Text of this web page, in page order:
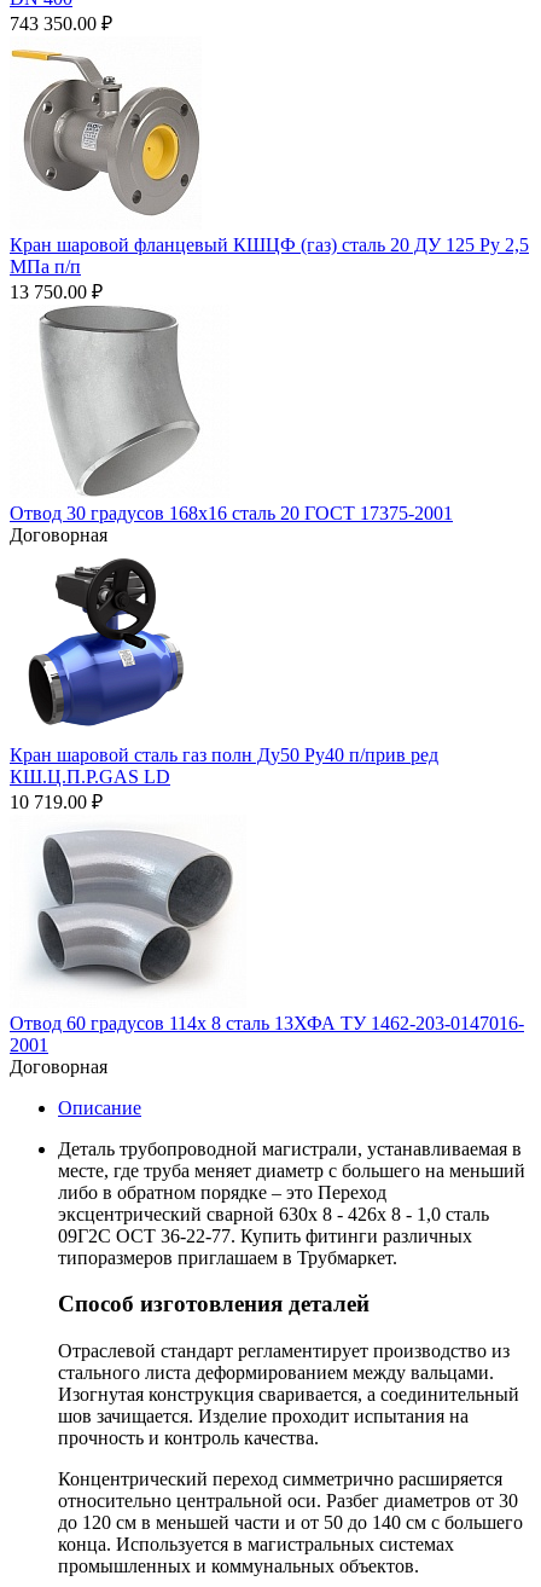
743 350.00 ₽
Кран шаровой фланцевый КШЦФ (газ) сталь 20 ДУ 125 Ру 2,5
МПа п/п
13 750.00 ₽
Отвод 30 градусов 168х16 сталь 20 ГОСТ 17375-2001
Договорная
Кран шаровой сталь газ полн Ду50 Ру40 п/прив ред
КШ.Ц.П.Р.GAS LD
10 719.00 ₽
Отвод 60 градусов 114х 8 сталь 13ХФА ТУ 1462-203-0147016-
2001
Договорная
Описание
Деталь трубопроводной магистрали, устанавливаемая в
месте, где труба меняет диаметр с большего на меньший
либо в обратном порядке – это Переход
эксцентрический сварной 630х 8 - 426х 8 - 1,0 сталь
09Г2С ОСТ 36-22-77. Купить фитинги различных
типоразмеров приглашаем в Трубмаркет.
Способ изготовления деталей
Отраслевой стандарт регламентирует производство из
стального листа деформированием между вальцами.
Изогнутая конструкция сваривается, а соединительный
шов зачищается. Изделие проходит испытания на
прочность и контроль качества.
Концентрический переход симметрично расширяется
относительно центральной оси. Разбег диаметров от 30
до 120 см в меньшей части и от 50 до 140 см с большего
конца. Используется в магистральных системах
промышленных и коммунальных объектов.